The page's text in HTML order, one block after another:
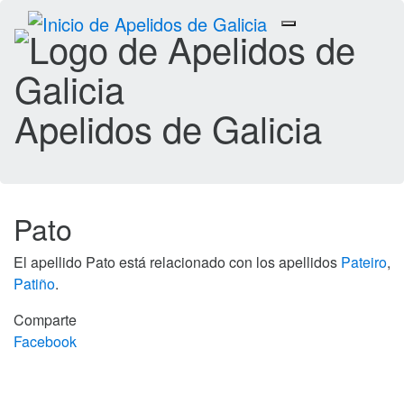
Toggle
navigation
Apelidos de Galicia
Pato
El apellido Pato está relacionado con los apellidos Pateiro,
Patiño.
Comparte
Facebook